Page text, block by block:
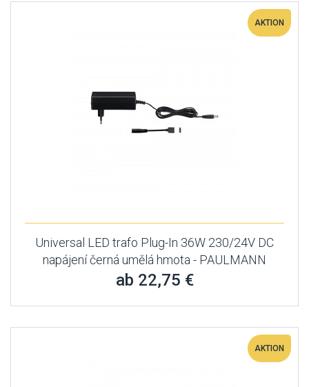
AKTION
Universal LED trafo Plug-In 36W 230/24V DC
napájení černá umělá hmota - PAULMANN
ab 22,75 €
AKTION